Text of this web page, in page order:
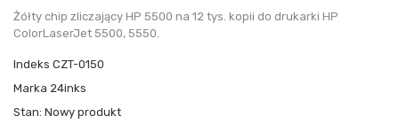
Żółty chip zliczający HP 5500 na 12 tys. kopii do drukarki HP
ColorLaserJet 5500, 5550.
Indeks CZT-0150
Marka 24inks
Stan: Nowy produkt